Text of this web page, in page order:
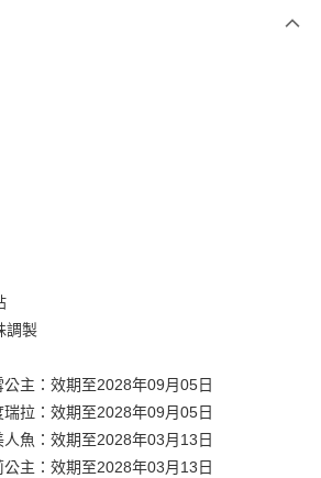
，台灣大哥大用戶可立即使用無須另外申請。
擇欲分期的期數、繳款截止日，確認付款後即完
調製
主：效期至2028年09月05日
拉：效期至2028年09月05日
魚：效期至2028年03月13日
主：效期至2028年03月13日